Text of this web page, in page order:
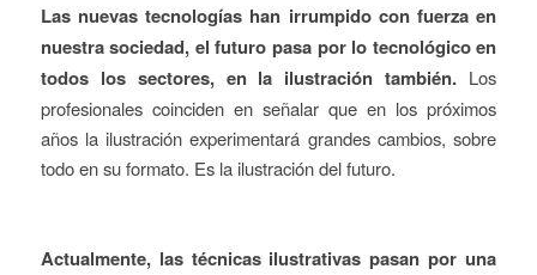
Las nuevas tecnologías han irrumpido con fuerza en
nuestra sociedad, el futuro pasa por lo tecnológico en
todos los sectores, en la ilustración también. Los
profesionales coinciden en señalar que en los próximos
años la ilustración experimentará grandes cambios, sobre
todo en su formato. Es la ilustración del futuro.
Actualmente, las técnicas ilustrativas pasan por una